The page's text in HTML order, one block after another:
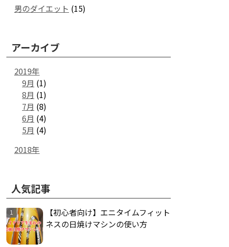
男のダイエット (15)
アーカイブ
2019年
9月 (1)
8月 (1)
7月 (8)
6月 (4)
5月 (4)
2018年
人気記事
【初心者向け】エニタイムフィット
ネスの日焼けマシンの使い方